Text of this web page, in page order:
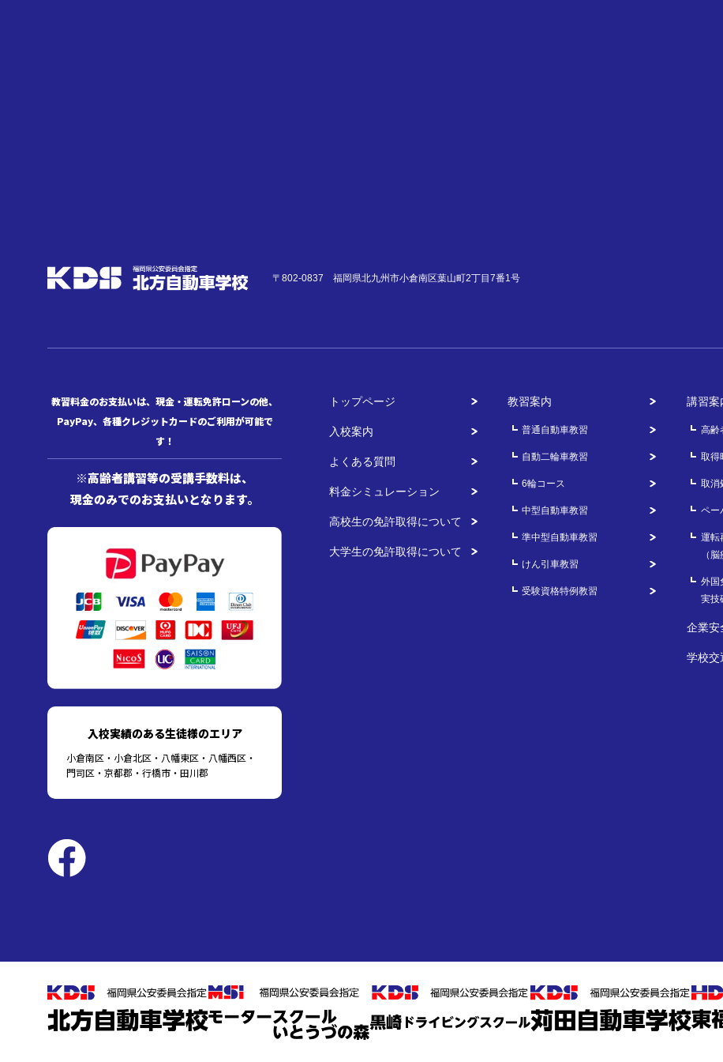
スタンダードプラン
フリータイムオプション
普通自動車用安心パック
自動二輪車用安心パック
手数料
仮運転免許試験手数料
計算
〒802-0837 福岡県北九州市小倉南区葉山町2丁目7番1号
教習料金のお支払いは、現金・運転免許ローンの他、
PayPay、各種クレジットカードのご利用が可能で
す！
※高齢者講習等の受講手数料は、
現金のみでのお支払いとなります。
入校実績のある生徒様のエリア
小倉南区・小倉北区・八幡東区・八幡西区・
門司区・京都郡・行橋市・田川郡
トップページ
入校案内
よくある質問
料金シミュレーション
高校生の免許取得について
大学生の免許取得について
教習案内
普通自動車教習
自動二輪車教習
6輪コース
中型自動車教習
準中型自動車教習
けん引車教習
受験資格特例教習
講習案
高齢
取得
取消
ペー
運転
（脳
外国
実技
企業安
学校交